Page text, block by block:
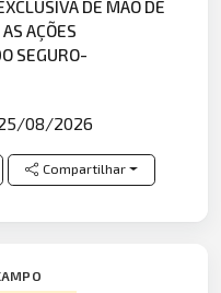
DE MÃO DE
AÇÕES
SEGURO-
08/2026
Compartilhar